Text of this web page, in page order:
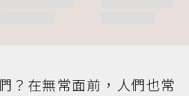
在無常面前，人們也常